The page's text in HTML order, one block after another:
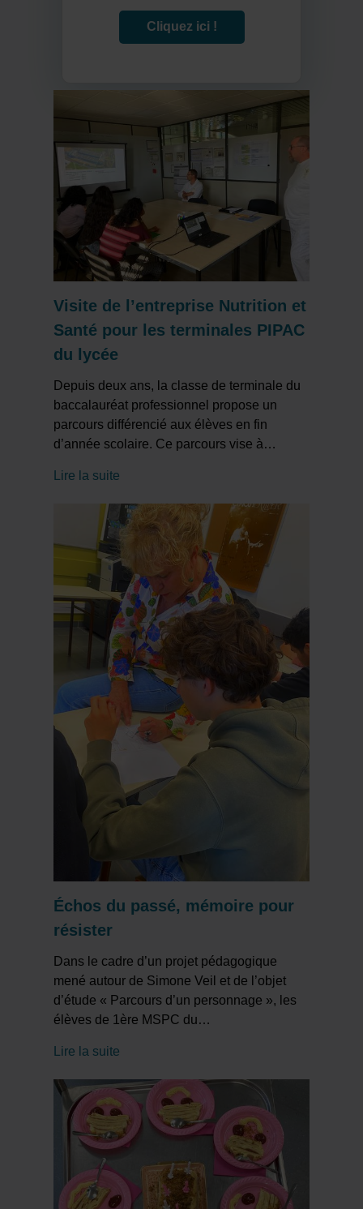
Cliquez ici !
Visite de l’entreprise Nutrition et
Santé pour les terminales PIPAC
du lycée
Depuis deux ans, la classe de terminale du
baccalauréat professionnel propose un
parcours différencié aux élèves en fin
d’année scolaire. Ce parcours vise à…
Lire la suite
Échos du passé, mémoire pour
résister
Dans le cadre d’un projet pédagogique
mené autour de Simone Veil et de l’objet
d’étude « Parcours d’un personnage », les
élèves de 1ère MSPC du…
Lire la suite